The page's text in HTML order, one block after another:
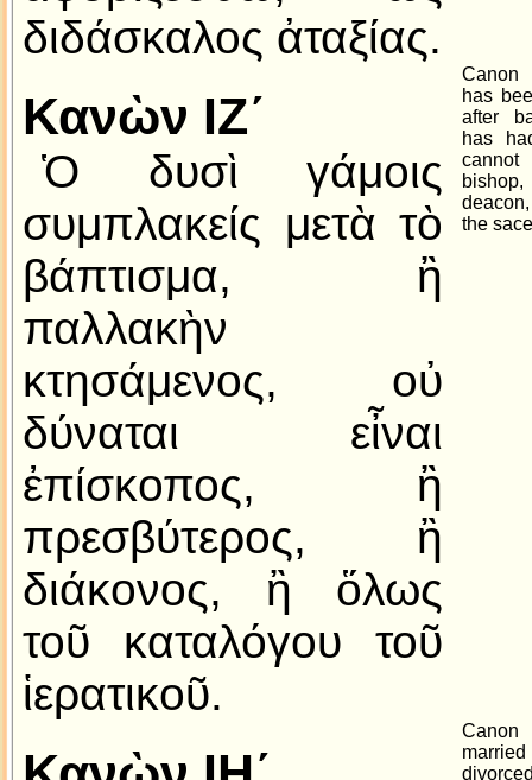
διδάσκαλος ἀταξίας.
Κανὼν ΙΖ´
Ὁ δυσὶ γάμοις
συμπλακείς μετὰ τὸ
βάπτισμα, ἢ
παλλακὴν
κτησάμενος, οὐ
δύναται εἶναι
ἐπίσκοπος, ἢ
πρεσβύτερος, ἢ
διάκονος, ἢ ὅλως
τοῦ καταλόγου τοῦ
ἱερατικοῦ.
has
after
has
the
Canon